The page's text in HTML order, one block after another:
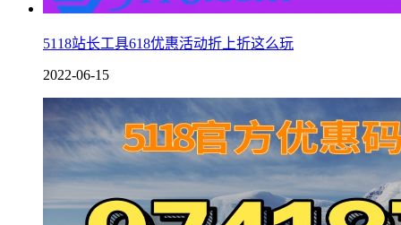
5118站长工具618优惠活动折上折这么玩
2022-06-15